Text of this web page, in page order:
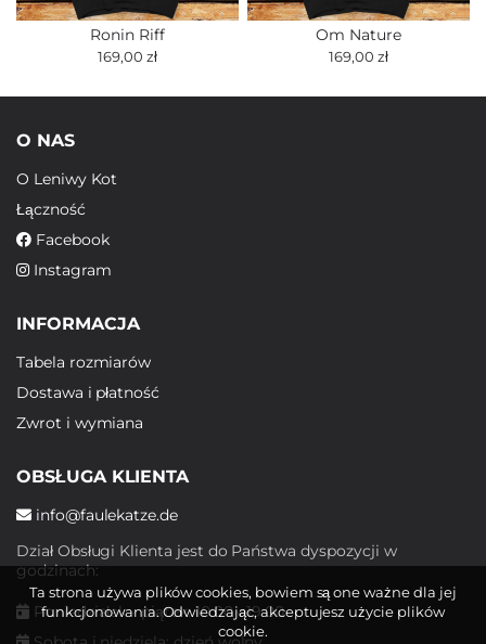
Ronin Riff
169,00 zł
Om Nature
169,00 zł
O NAS
O Leniwy Kot
Łączność
Facebook
Instagram
INFORMACJA
Tabela rozmiarów
Dostawa i płatność
Zwrot i wymiana
OBSŁUGA KLIENTA
info@faulekatze.de
Dział Obsługi Klienta jest do Państwa dyspozycji w
godzinach:
Poniedziałek - piątek: 10:00 - 19:00
Ta strona używa plików cookies, bowiem są one ważne dla jej
funkcjonowania. Odwiedzając, akceptujesz użycie plików
cookie.